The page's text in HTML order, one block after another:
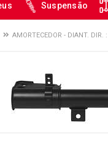
Suspensão
AMORTECEDOR - DIANT. DIR.